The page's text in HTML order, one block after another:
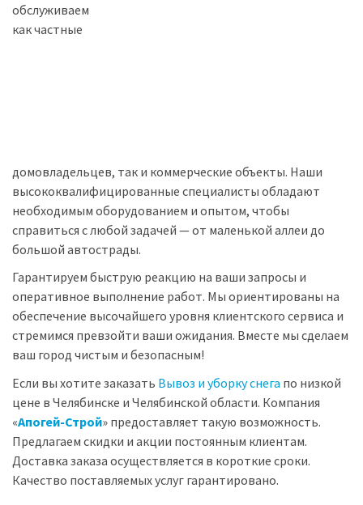
обслуживаем
как частные
домовладельцев, так и коммерческие объекты. Наши
высококвалифицированные специалисты обладают
необходимым оборудованием и опытом, чтобы
справиться с любой задачей — от маленькой аллеи до
большой автострады.
Гарантируем быструю реакцию на ваши запросы и
оперативное выполнение работ. Мы ориентированы на
обеспечение высочайшего уровня клиентского сервиса и
стремимся превзойти ваши ожидания. Вместе мы сделаем
ваш город чистым и безопасным!
Если вы хотите заказать Вывоз и уборку снега по низкой
цене в Челябинске и Челябинской области. Компания
«Апогей-Строй» предоставляет такую возможность.
Предлагаем скидки и акции постоянным клиентам.
Доставка заказа осуществляется в короткие сроки.
Качество поставляемых услуг гарантировано.